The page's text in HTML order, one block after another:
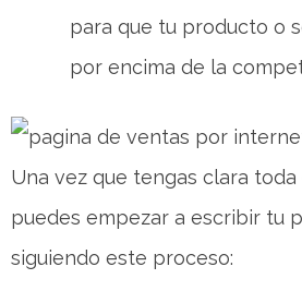
para que tu producto o
por encima de la
Una vez que tengas clara
puedes empezar a escribir tu
siguiendo este proceso: